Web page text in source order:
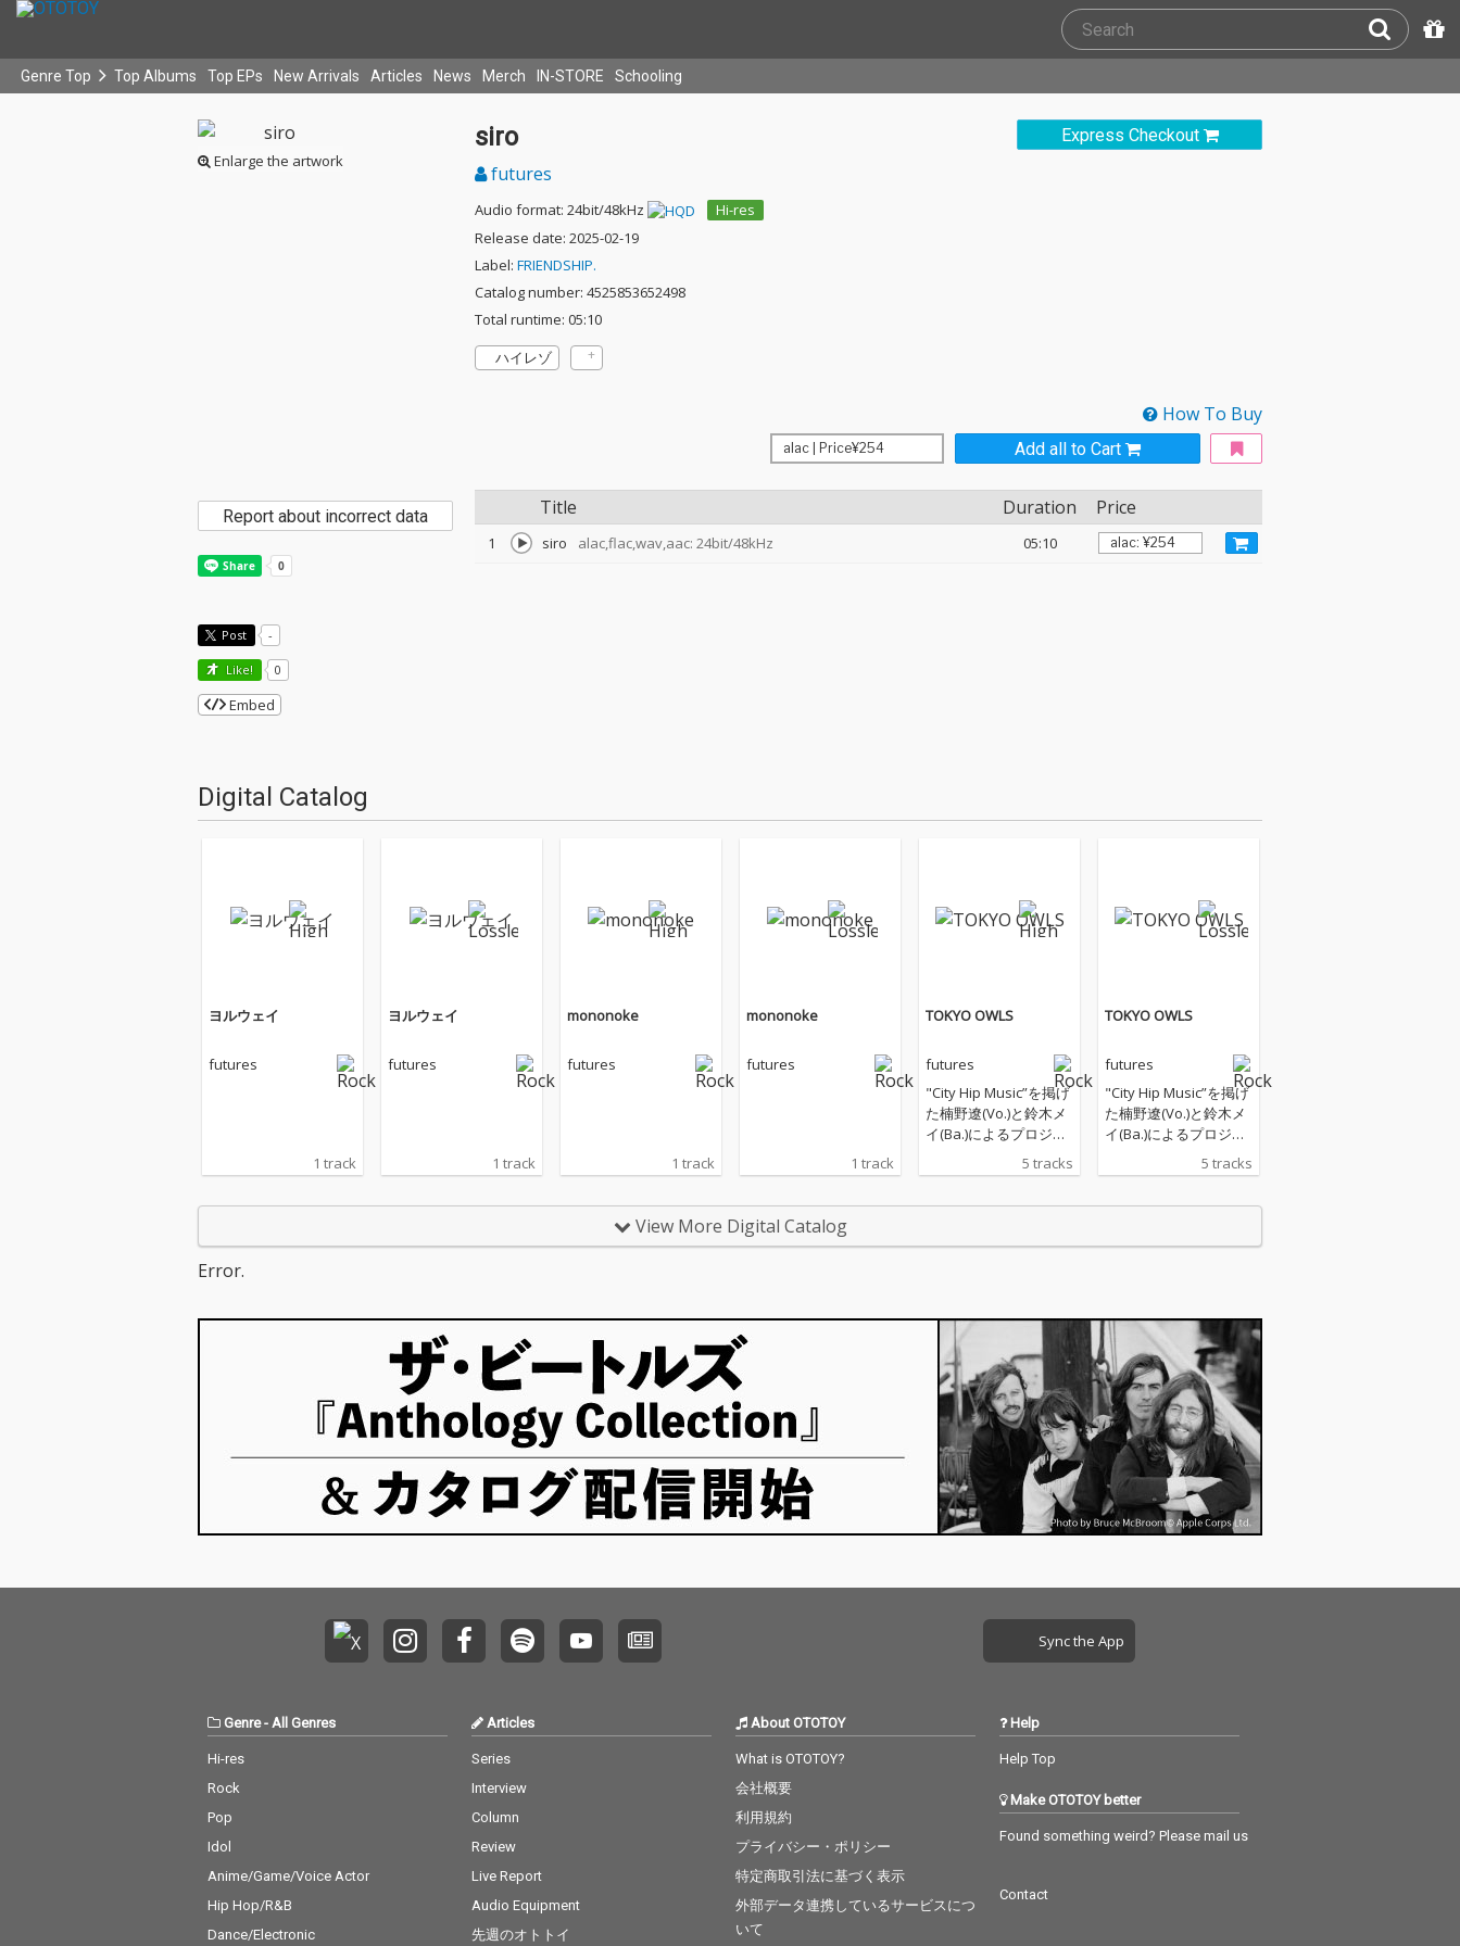
Genre Top Top Albums Top EPs New Arrivals Articles News Merch IN-STORE Schooling
Enlarge the artwork
Express Checkout
siro
futures
Audio format: 24bit/48kHz
Hi-res
Release date: 2025-02-19
Label: FRIENDSHIP.
Catalog number: 4525853652498
Total runtime: 05:10
ハイレゾ
How To Buy
Add all to Cart
Title Duration Price
1 siro alac,flac,wav,aac: 24bit/48kHz 05:10
Report about incorrect data
Post -
Like! 0
Embed
Digital Catalog
ヨルウェイ
futures
1 track
ヨルウェイ
futures
1 track
mononoke
futures
1 track
mononoke
futures
1 track
TOKYO OWLS
futures
"City Hip Music”を掲げ
た楠野遼(Vo.)と鈴木メ
イ(Ba.)によるプロジェ
クト・futures、自身7
作目となるEP「TOKYO
5 tracks
TOKYO OWLS
futures
"City Hip Music”を掲げ
た楠野遼(Vo.)と鈴木メ
イ(Ba.)によるプロジェ
クト・futures、自身7
作目となるEP「TOKYO
5 tracks
View More Digital Catalog
Error.
Sync the App
Genre- All Genres
Hi-res
Rock
Pop
Idol
Anime/Game/Voice Actor
Hip Hop/R&B
Dance/Electronic
Articles
Series
Interview
Column
Review
Live Report
Audio Equipment
先週のオトトイ
About OTOTOY
What is OTOTOY?
会社概要
利用規約
プライバシー・ポリシー
特定商取引法に基づく表示
外部データ連携しているサービスにつ
いて
Help
Help Top
Make OTOTOY better
Found something weird? Please mail us
Contact